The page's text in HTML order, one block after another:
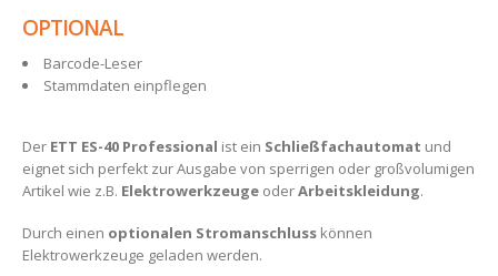
OPTIONAL
Barcode-Leser
Stammdaten einpflegen
Der ETT ES-40 Professional ist ein Schließfachautomat und
eignet sich perfekt zur Ausgabe von sperrigen oder großvolumigen
Artikel wie z.B. Elektrowerkzeuge oderArbeitskleidung.
Durch einen optionalen Stromanschluss können
Elektrowerkzeuge geladen werden.